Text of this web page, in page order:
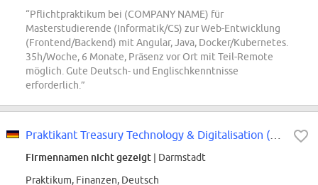
“Pflichtpraktikum bei (COMPANY NAME) für
Masterstudierende (Informatik/CS) zur Web-Entwicklung
(Frontend/Backend) mit Angular, Java, Docker/Kubernetes.
35h/Woche, 6 Monate, Präsenz vor Ort mit Teil-Remote
möglich. Gute Deutsch- und Englischkenntnisse
erforderlich.”
Firmennamen nicht gezeigt | Darmstadt
Praktikum, Finanzen, Deutsch